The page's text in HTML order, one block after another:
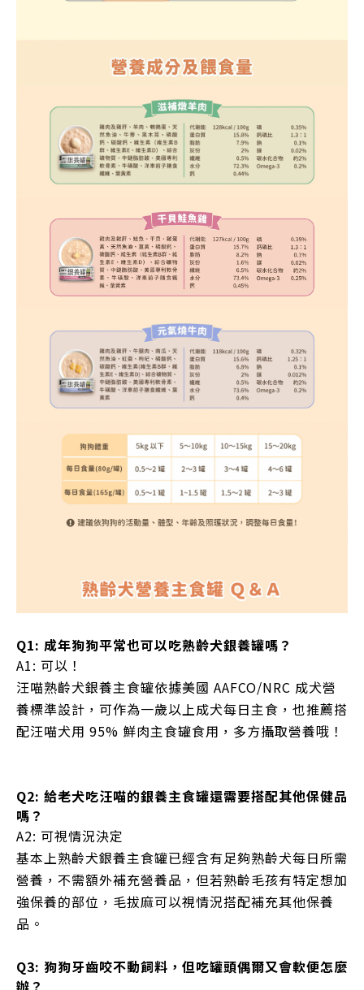
Q1: 成年狗狗平常也可以吃熟齡犬銀養罐嗎？
A1: 可以！
汪喵熟齡犬銀養主食罐依據美國 AAFCO/NRC 成犬營
養標準設計，可作為一歲以上成犬每日主食，也推薦搭
配汪喵犬用 95% 鮮肉主食罐食用，多方攝取營養哦！
Q2: 給老犬吃汪喵的銀養主食罐還需要搭配其他保健品
嗎？
A2: 可視情況決定
基本上熟齡犬銀養主食罐已經含有足夠熟齡犬每日所需
營養，不需額外補充營養品，但若熟齡毛孩有特定想加
強保養的部位，毛拔麻可以視情況搭配補充其他保養
品。
Q3: 狗狗牙齒咬不動飼料，但吃罐頭偶爾又會軟便怎麼